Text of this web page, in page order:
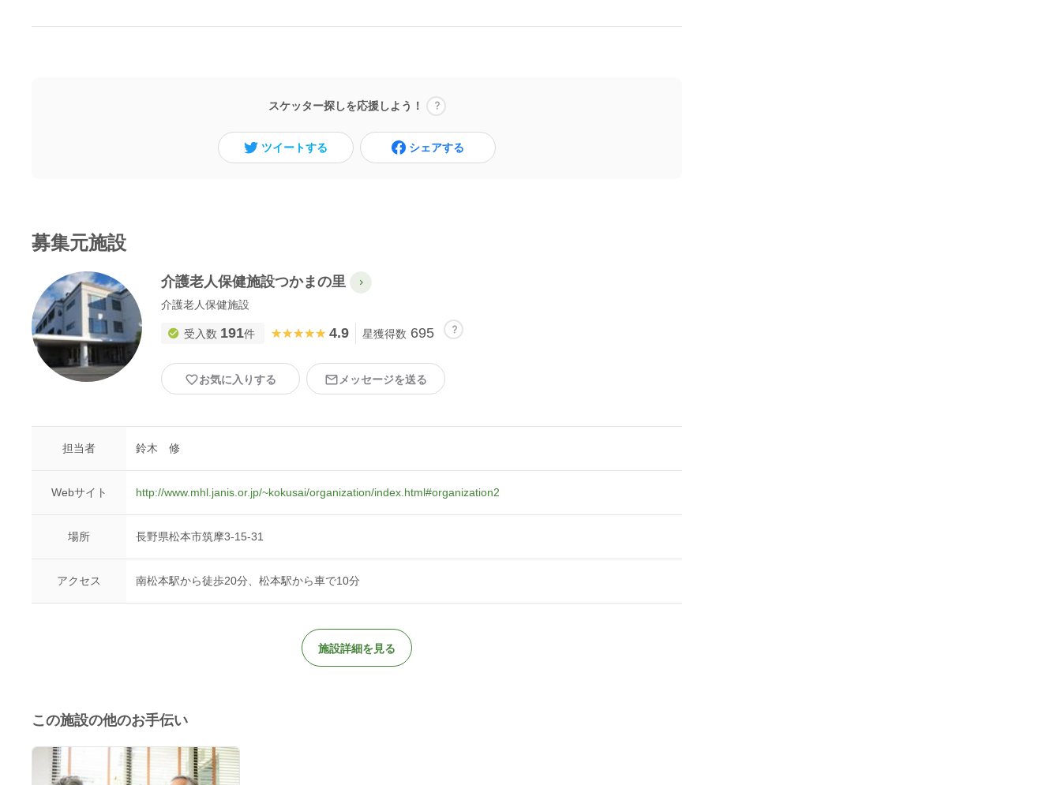
スケッター探しを応援しよう！
ツイートする シェアする
募集元施設
介護老人保健施設つかまの里
介護老人保健施設
受入数 191件 ★★★★★
★★★★★ 4.9 星獲得数 695
お気に入りする メッセージを送る
担当者 鈴木 修
Webサイト http://www.mhl.janis.or.jp/~kokusai/organization/index.html#organization2
場所 長野県松本市筑摩3-15-31
アクセス 南松本駅から徒歩20分、松本駅から車で10分
施設詳細を見る
この施設の他のお手伝い